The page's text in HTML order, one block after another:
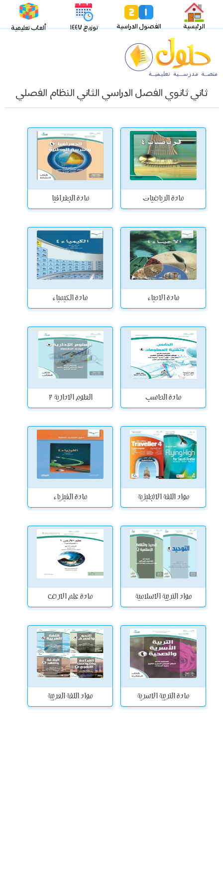
الرئيسية الفصول الدراسية توزيع ١٤٤٧ ألعاب تعليمية
ثاني ثانوي الفصل الدراسي الثاني النظام الفصلي
مادة الرياضيات مادة الجغرافيا
مادة الاحياء مادة الكيمياء
مادة الحاسب العلوم الادارية 2
مواد اللغة الانجليزية مادة الفيزياء
مواد التربية الاسلامية مادة علم الارض
مادة التربية الاسرية مواد اللغة العربية